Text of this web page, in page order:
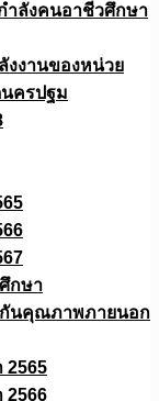
ำลังคนอาชีวศึกษา
งงานของหน่วย
นครปฐม
กษา
กันคุณภาพภายนอก
2565
2566